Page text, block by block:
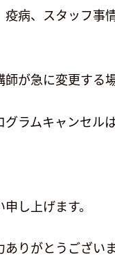
疫病、スタッフ事
師が急に変更する
グラムキャンセル
し上げます。
りがとうございま